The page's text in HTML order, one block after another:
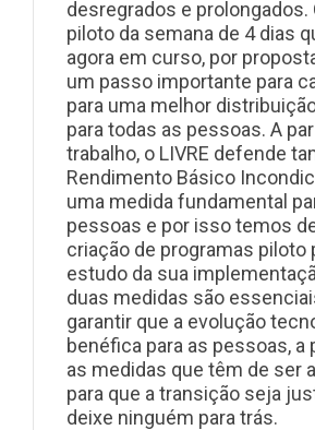
desregrados e prolongados.
piloto da semana de 4 dias
agora em curso, por
um passo importante para
para uma melhor
para todas as pessoas. A
trabalho, o LIVRE defende
Rendimento Básico
uma medida fundamental
pessoas e por isso temos
criação de programas piloto
estudo da sua
duas medidas são
garantir que a evolução
benéfica para as pessoas, a
as medidas que têm de ser
para que a transição seja
deixe ninguém para trás.